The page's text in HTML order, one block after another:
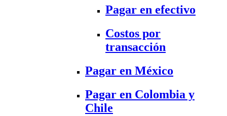
Pagar en efectivo
Costos por
transacción
Pagar en México
Pagar en Colombia y
Chile